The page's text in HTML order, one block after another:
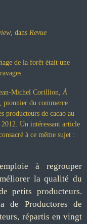
, dans Revue
de la forêt était une
Michel Corillion,À
pionnier du commerce
producteurs de cacao au
Un intéressant article
à ce même sujet :
à regrouper
la qualité du
petits producteurs.
de Productores de
répartis en vingt